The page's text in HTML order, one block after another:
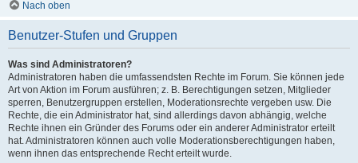
Nach oben
Benutzer-Stufen und Gruppen
Was sind Administratoren?
Administratoren haben die umfassendsten Rechte im Forum. Sie können jede
Art von Aktion im Forum ausführen; z. B. Berechtigungen setzen, Mitglieder
sperren, Benutzergruppen erstellen, Moderationsrechte vergeben usw. Die
Rechte, die ein Administrator hat, sind allerdings davon abhängig, welche
Rechte ihnen ein Gründer des Forums oder ein anderer Administrator erteilt
hat. Administratoren können auch volle Moderationsberechtigungen haben,
wenn ihnen das entsprechende Recht erteilt wurde.